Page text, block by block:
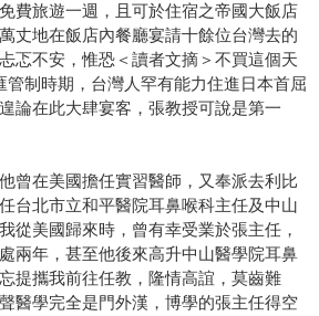
費旅遊一週，且可於住宿之帝國大飯店
丈地在飯店內餐廳宴請十餘位台灣去的
忑不安，惟恐＜讀者文摘＞不買這個天
管制時期，台灣人罕有能力住進日本首屈
論在此大肆宴客，張教授可說是第一
曾在美國擔任實習醫師，又奉派去利比
台北市立和平醫院耳鼻喉科主任及中山
從美國歸來時，曾有幸受業於張主任，
兩年，甚至他後來高升中山醫學院耳鼻
提攜我前往任教，隆情高誼，莫齒難
醫學完全是門外漢，博學的張主任得空